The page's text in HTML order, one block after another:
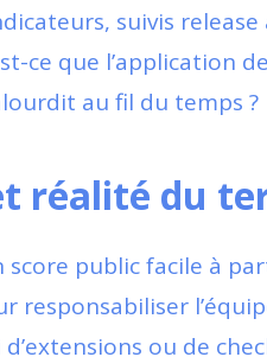
suivis release
ce que l’application
au fil du temps ?
réalité du
score public facile à
responsabiliser
ou de